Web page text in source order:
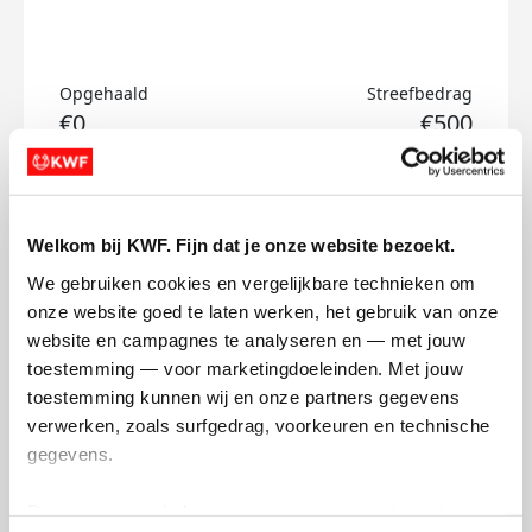
Welkom bij KWF. Fijn dat je onze website bezoekt.
We gebruiken cookies en vergelijkbare technieken om
onze website goed te laten werken, het gebruik van onze
website en campagnes te analyseren en — met jouw
toestemming — voor marketingdoeleinden. Met jouw
toestemming kunnen wij en onze partners gegevens
verwerken, zoals surfgedrag, voorkeuren en technische
gegevens.
Opgehaald
€0
Streefbedrag
€500
Doneer
Coen's badges